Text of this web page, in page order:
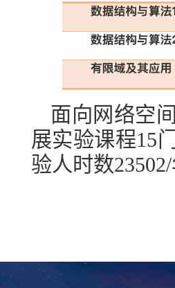
面向网络空
展实验课程15
验人时数